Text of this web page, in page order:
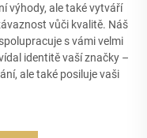
výhody, ale také vytváří
vůči kvalitě. Náš
s vámi velmi
identitě vaší značky –
ale také posiluje vaši